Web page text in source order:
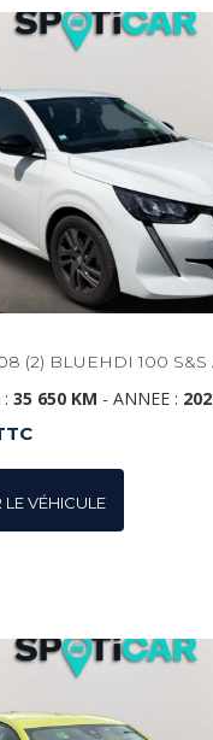
(2) BLUEHDI 100 S&S
35 650 KM - ANNEE :
LE VÉHICULE